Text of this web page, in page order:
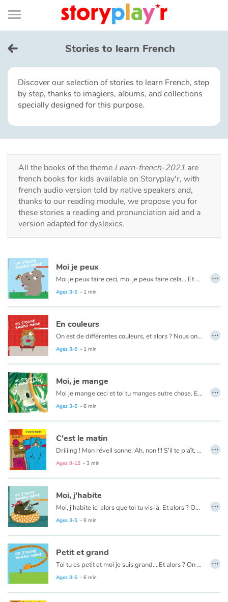
Connexion
Bibliothèque
de
page
Menu
Log in
Try for free
Library
Awards
Home
Tales and classics in french
Fable, myth, literature and poetry
Princesses and princes, kings, queens and dragons
Ogres, monsters and witches
Heroines and Heroes
Ecology, nature, seasons
The animals
Travel, epic, investigation, adventure
Around the world
Learning
Arts, space, activities
Documentaries
With the family
Daily life and hobbies
At school
Festivals and events
Stories to learn French
Discover our selection of stories to learn French, step
by step, thanks to imagiers, albums, and collections
specially designed for this purpose.
All the books of the theme Learn-french-2021 are
french books for kids available on Storyplay'r, with
french audio version told by native speakers and,
thanks to our reading module, we propose you for
these stories a reading and pronunciation aid and a
version adapted for dyslexics.
Moi je peux
Moi je peux faire ceci, moi je peux faire cela... Et alors ? On s'aime quand même !
Ages 3-5 - 1 min
…
En couleurs
On est de différentes couleurs, et alors ? Nous on s'aime quand même !
Ages 3-5 - 1 min
…
Moi, je mange
Moi je mange ceci et toi tu manges autre chose. Et alors ? On s'aime quand même !
Ages 3-5 - 6 min
…
C'est le matin
Driiiing ! Mon réveil sonne. Ah, non !!! S'il te plaît, j'ai sommeil. Je veux encore dormir ! Je lui donne un coup. Il se tait. Je me retourne dans mon lit et je continue à dormir.
Ages 9-12 - 3 min
…
Moi, j'habite
Moi, j'habite ici alors que toi tu vis là. Et alors ? On s'aime quand même !
Ages 3-5 - 6 min
…
Petit et grand
Toi tu es petit et moi je suis grand... Et alors ? On s'aime quand même !
Ages 3-5 - 6 min
…